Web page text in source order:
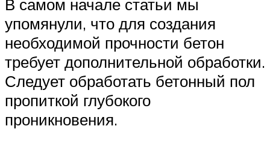
В самом начале статьи мы
упомянули, что для создания
необходимой прочности бетон
требует дополнительной обработки.
Следует обработать бетонный пол
пропиткой глубокого
проникновения.